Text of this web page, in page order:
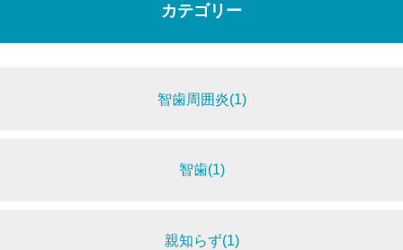
カテゴリー
智歯周囲炎(1)
智歯(1)
親知らず(1)